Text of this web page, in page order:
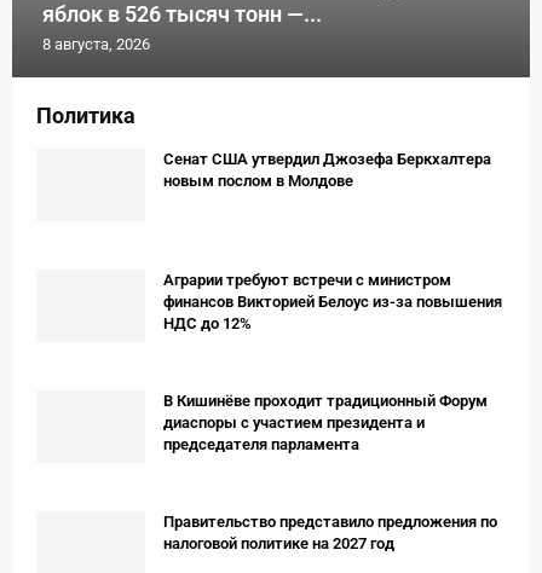
яблок в 526 тысяч тонн —...
8 августа, 2026
Политика
Сенат США утвердил Джозефа Беркхалтера
новым послом в Молдове
Аграрии требуют встречи с министром
финансов Викторией Белоус из-за повышения
НДС до 12%
В Кишинёве проходит традиционный Форум
диаспоры с участием президента и
председателя парламента
Правительство представило предложения по
налоговой политике на 2027 год